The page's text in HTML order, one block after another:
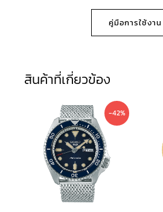
คู่มือการใช้งาน
สินค้าที่เกี่ยวข้อง
-42%
Original
price
was:
14,600 ฿.
Current
price